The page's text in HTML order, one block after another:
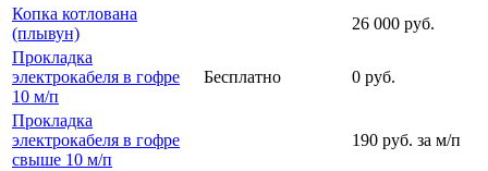
Копка котлована
(плывун)
26 000 руб.
Прокладка
электрокабеля в гофре
10 м/п
Бесплатно 0 руб.
Прокладка
электрокабеля в гофре
свыше 10 м/п
190 руб. за м/п